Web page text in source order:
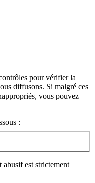
pour vérifier la
diffusons. Si malgré ces
vous pouvez
:
abusif est strictement